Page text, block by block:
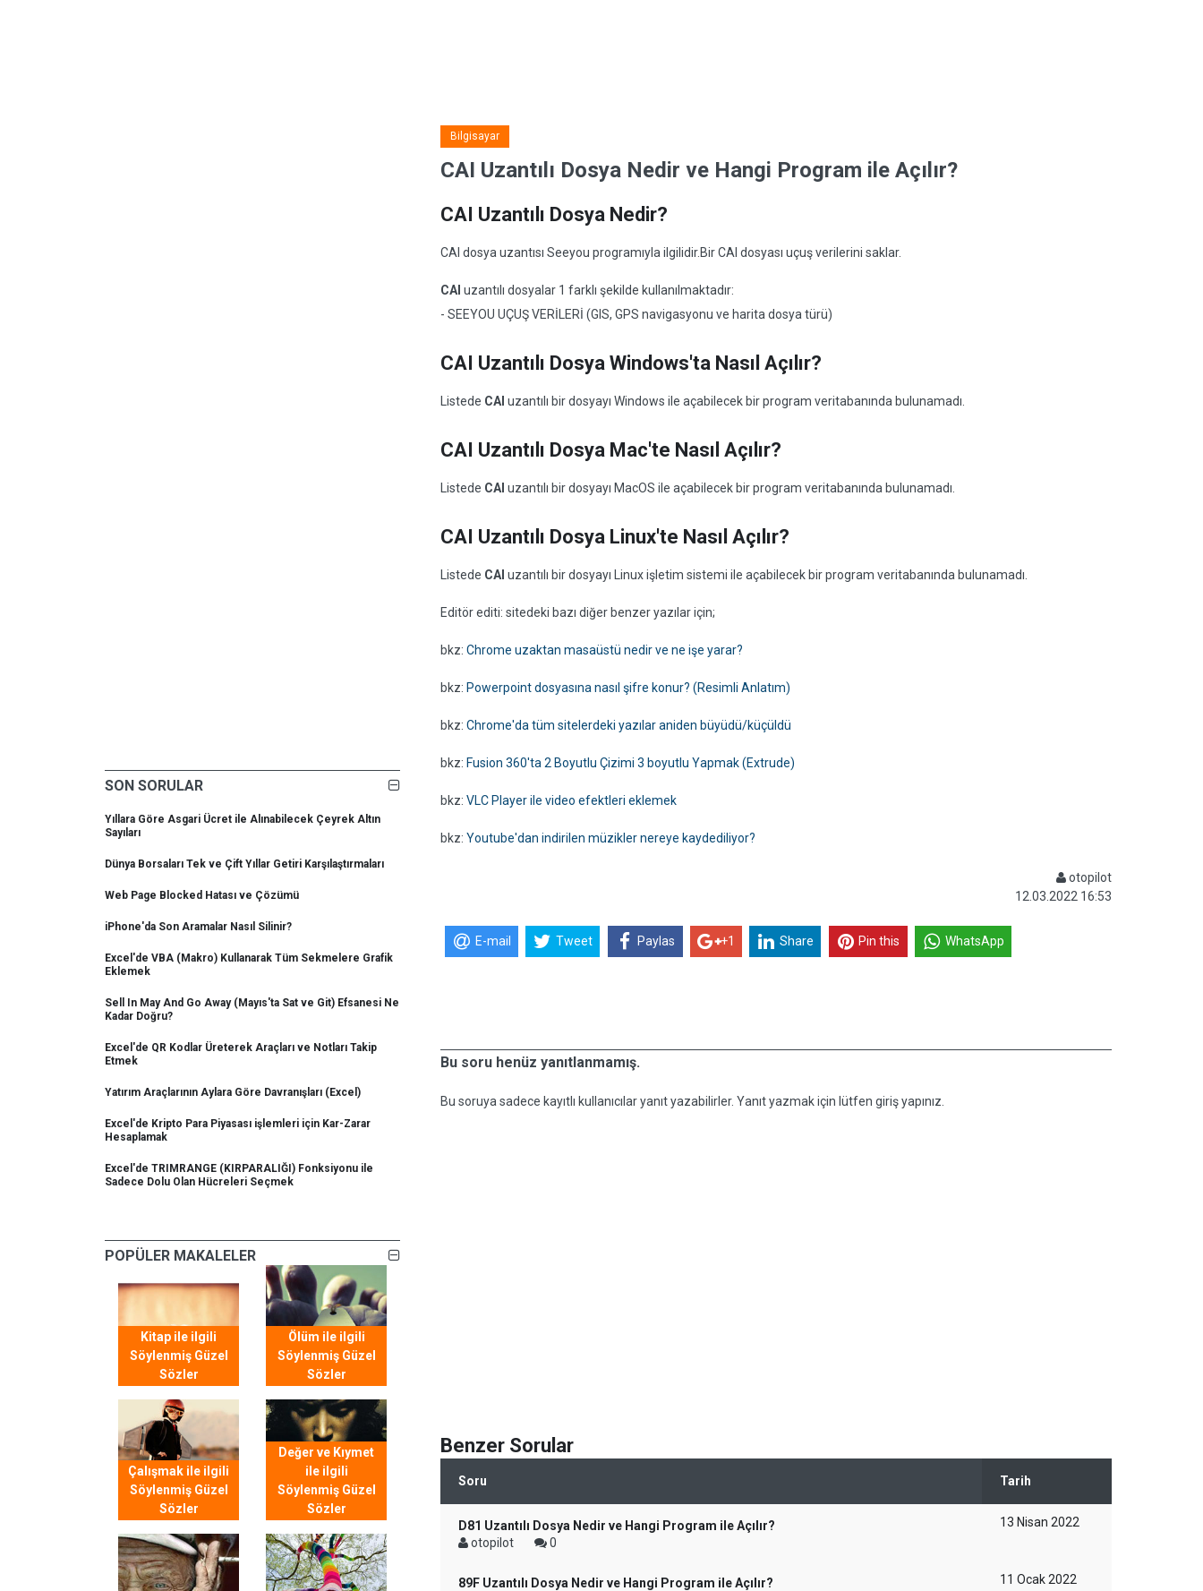
SON SORULAR
Yıllara Göre Asgari Ücret ile Alınabilecek Çeyrek Altın
Sayıları
Dünya Borsaları Tek ve Çift Yıllar Getiri Karşılaştırmaları
Web Page Blocked Hatası ve Çözümü
iPhone'da Son Aramalar Nasıl Silinir?
Excel'de VBA (Makro) Kullanarak Tüm Sekmelere Grafik
Eklemek
Sell In May And Go Away (Mayıs'ta Sat ve Git) Efsanesi Ne
Kadar Doğru?
Excel'de QR Kodlar Üreterek Araçları ve Notları Takip
Etmek
Yatırım Araçlarının Aylara Göre Davranışları (Excel)
Excel'de Kripto Para Piyasası işlemleri için Kar-Zarar
Hesaplamak
Excel'de TRIMRANGE (KIRPARALIĞI) Fonksiyonu ile
Sadece Dolu Olan Hücreleri Seçmek
POPÜLER MAKALELER
Kitap ile ilgili
Söylenmiş Güzel
Sözler
Ölüm ile ilgili
Söylenmiş Güzel
Sözler
Çalışmak ile ilgili
Söylenmiş Güzel
Sözler
Değer ve Kıymet
ile ilgili
Söylenmiş Güzel
Sözler
Bilgisayar
CAI Uzantılı Dosya Nedir ve Hangi Program ile Açılır?
CAI Uzantılı Dosya Nedir?
CAI dosya uzantısı Seeyou programıyla ilgilidir.Bir CAI dosyası uçuş verilerini saklar.
CAI uzantılı dosyalar 1 farklı şekilde kullanılmaktadır:
- SEEYOU UÇUŞ VERİLERİ (GIS, GPS navigasyonu ve harita dosya türü)
CAI Uzantılı Dosya Windows'ta Nasıl Açılır?
Listede CAI uzantılı bir dosyayı Windows ile açabilecek bir program veritabanında bulunamadı.
CAI Uzantılı Dosya Mac'te Nasıl Açılır?
Listede CAI uzantılı bir dosyayı MacOS ile açabilecek bir program veritabanında bulunamadı.
CAI Uzantılı Dosya Linux'te Nasıl Açılır?
Listede CAI uzantılı bir dosyayı Linux işletim sistemi ile açabilecek bir program veritabanında bulunamadı.
Editör editi: sitedeki bazı diğer benzer yazılar için;
bkz: Chrome uzaktan masaüstü nedir ve ne işe yarar?
bkz: Powerpoint dosyasına nasıl şifre konur? (Resimli Anlatım)
bkz: Chrome'da tüm sitelerdeki yazılar aniden büyüdü/küçüldü
bkz: Fusion 360'ta 2 Boyutlu Çizimi 3 boyutlu Yapmak (Extrude)
bkz: VLC Player ile video efektleri eklemek
bkz: Youtube'dan indirilen müzikler nereye kaydediliyor?
otopilot
12.03.2022 16:53
E-mail Tweet Paylas +1 Share Pin this WhatsApp
Bu soru henüz yanıtlanmamış.
Bu soruya sadece kayıtlı kullanıcılar yanıt yazabilirler. Yanıt yazmak için lütfen giriş yapınız.
Benzer Sorular
Soru Tarih
D81 Uzantılı Dosya Nedir ve Hangi Program ile Açılır?
otopilot
0
13 Nisan 2022
89F Uzantılı Dosya Nedir ve Hangi Program ile Açılır?
11 Ocak 2022